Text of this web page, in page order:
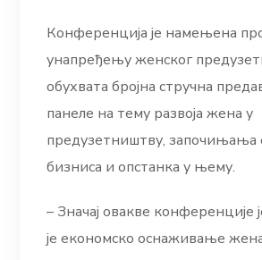
Конференција је намењена
унапређењу женског
обухвата бројна стручна
панеле на тему развоја жена у
предузетништву, започињања
бизниса и опстанка у њему.
– Значај овакве конференције
је економско оснаживање